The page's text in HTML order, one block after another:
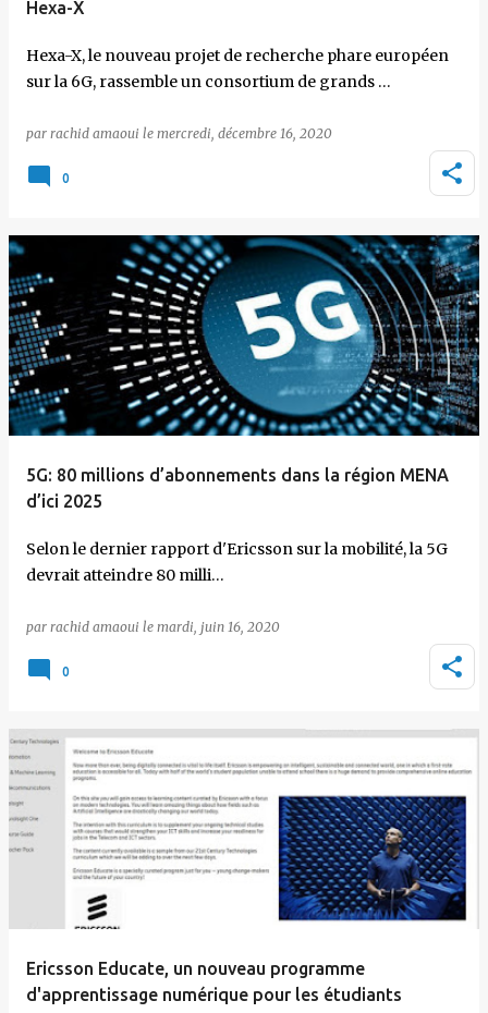
Hexa-X
Hexa-X, le nouveau projet de recherche phare européen
sur la 6G, rassemble un consortium de grands …
par rachid amaoui le mercredi, décembre 16, 2020
0
5G: 80 millions d’abonnements dans la région MENA
d’ici 2025
Selon le dernier rapport d'Ericsson sur la mobilité, la 5G
devrait atteindre 80 milli…
par rachid amaoui le mardi, juin 16, 2020
0
Ericsson Educate, un nouveau programme
d'apprentissage numérique pour les étudiants